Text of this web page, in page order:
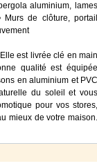
aluminium, lames
de clôture, portail
est livrée clé en main
qualité est équipée
en aluminium et PVC
du soleil et vous
pour vos stores,
mieux de votre maison.